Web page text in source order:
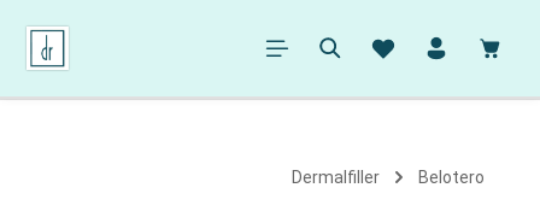
springen
Dermalfiller Belotero